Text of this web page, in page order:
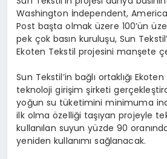
Washington İndependent,
Post başta olmak üzere 100’ün
pek çok basın kuruluşu, Sun
Ekoten Tekstil projesini manşete
Sun Tekstil’in bağlı ortaklığı
teknoloji girişim şirketi
yoğun su tüketimini minimuma
ilk olma özelliği taşıyan projeyle
kullanılan suyun yüzde 90
yeniden kullanımı sağlanacak.